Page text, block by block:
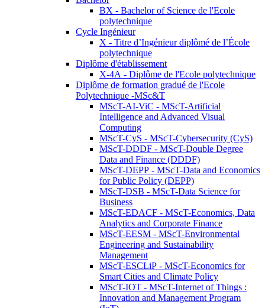
BX - Bachelor of Science de l'Ecole
polytechnique
Cycle Ingénieur
X - Titre d’Ingénieur diplômé de l’École
polytechnique
Diplôme d'établissement
X-4A - Diplôme de l'Ecole polytechnique
Diplôme de formation gradué de l'Ecole
Polytechnique -MSc&T
MScT-AI-ViC - MScT-Artificial
Intelligence and Advanced Visual
Computing
MScT-CyS - MScT-Cybersecurity (CyS)
MScT-DDDF - MScT-Double Degree
Data and Finance (DDDF)
MScT-DEPP - MScT-Data and Economics
for Public Policy (DEPP)
MScT-DSB - MScT-Data Science for
Business
MScT-EDACF - MScT-Economics, Data
Analytics and Corporate Finance
MScT-EESM - MScT-Environmental
Engineering and Sustainability
Management
MScT-ESCLiP - MScT-Economics for
Smart Cities and Climate Policy
MScT-IOT - MScT-Internet of Things :
Innovation and Management Program